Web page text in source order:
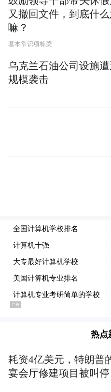
这个系列，至少没有
老剧。
医疗剧为什么这么难
了就格外动人？要回
些经典手术台前，看
医疗剧大概是所有职
因为观众对它的要求
又撤回文件，到底什
嘛？
基本常识项栋梁
乌克兰石油公司设施
规模袭击
热点
耗资4亿美元，特朗普
宴会厅修建项目被叫停